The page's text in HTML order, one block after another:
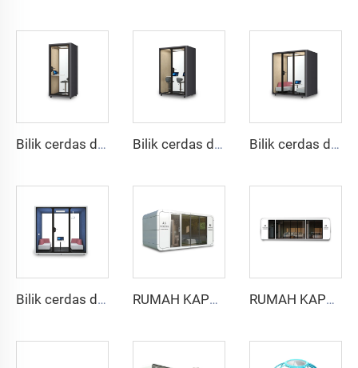
Bilik cerdas dan tahan suara untuk 1 orang - seri Cyspace Y PRO Bilik cerdas dan kedap suara untuk 2 orang - seri Cyspace Y PRO Bilik cerdas dan kedap suara untuk 4 orang - seri Cyspace Y PRO
Bilik cerdas dan kedap suara untuk 6 orang - seri Cyspace Y PRO RUMAH KAPSUL KABIN APPLE - Seri Cyspace A6 RUMAH KAPSUL KABIN APPLE - Seri Cyspace A9